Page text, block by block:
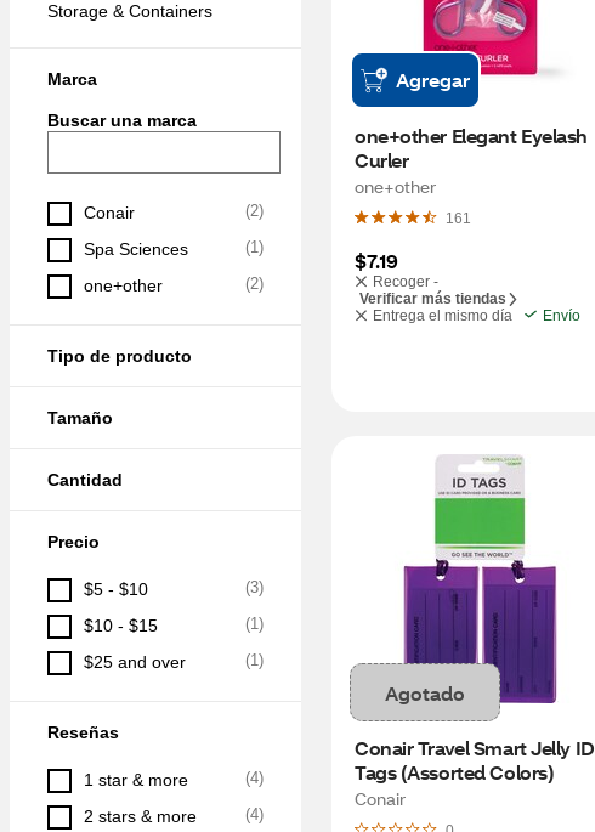
Storage & Containers
Marca
Buscar una marca
Conair (2)
Spa Sciences (1)
one+other (2)
Tipo de producto
Tamaño
Cantidad
Precio
$5 - $10 (3)
$10 - $15 (1)
$25 and over (1)
Reseñas
1 star & more (4)
2 stars & more (4)
Agregar
one+other Elegant Eyelash
Curler
one+other
161
$7.19
Recoger -
Verificar más tiendas
Entrega el mismo día
Envío
Agotado
Conair Travel Smart Jelly ID
Tags (Assorted Colors)
Conair